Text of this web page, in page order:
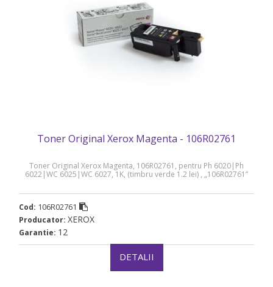
Toner Original Xerox Magenta - 106R02761
Toner Original Xerox Magenta, 106R02761, pentru Ph 6020|Ph
6022|WC 6025|WC 6027, 1K, (timbru verde 1.2 lei) , „106R02761”
Cod: 106R02761
Producator: XEROX
Garantie: 12
DETALII